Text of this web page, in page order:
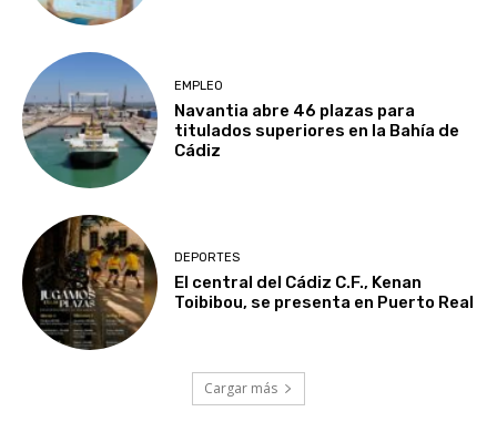
EMPLEO
Navantia abre 46 plazas para
titulados superiores en la Bahía de
Cádiz
DEPORTES
El central del Cádiz C.F., Kenan
Toibibou, se presenta en Puerto Real
Cargar más